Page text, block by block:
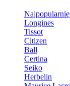
Longines
Tissot
Citizen
Ball
Certina
Seiko
Herbelin